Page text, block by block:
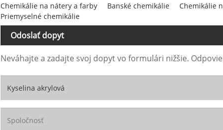
Chemikálie na nátery a farby Banské chemikálie Chemikálie
Priemyselné chemikálie
Odoslať dopyt
Neváhajte a zadajte svoj dopyt vo formulári nižšie.